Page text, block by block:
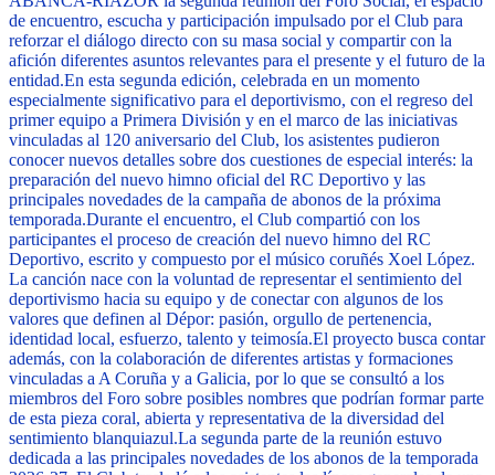
de encuentro, escucha y participación impulsado por el Club para
reforzar el diálogo directo con su masa social y compartir con la
afición diferentes asuntos relevantes para el presente y el futuro de la
entidad.En esta segunda edición, celebrada en un momento
especialmente significativo para el deportivismo, con el regreso del
primer equipo a Primera División y en el marco de las iniciativas
vinculadas al 120 aniversario del Club, los asistentes pudieron
conocer nuevos detalles sobre dos cuestiones de especial interés: la
preparación del nuevo himno oficial del RC Deportivo y las
principales novedades de la campaña de abonos de la próxima
temporada.Durante el encuentro, el Club compartió con los
participantes el proceso de creación del nuevo himno del RC
Deportivo, escrito y compuesto por el músico coruñés Xoel López.
La canción nace con la voluntad de representar el sentimiento del
deportivismo hacia su equipo y de conectar con algunos de los
valores que definen al Dépor: pasión, orgullo de pertenencia,
identidad local, esfuerzo, talento y teimosía.El proyecto busca contar
además, con la colaboración de diferentes artistas y formaciones
vinculadas a A Coruña y a Galicia, por lo que se consultó a los
miembros del Foro sobre posibles nombres que podrían formar parte
de esta pieza coral, abierta y representativa de la diversidad del
sentimiento blanquiazul.La segunda parte de la reunión estuvo
dedicada a las principales novedades de los abonos de la temporada